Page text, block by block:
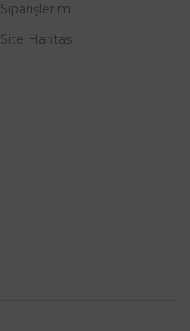
Siparişlerim
Site Haritası